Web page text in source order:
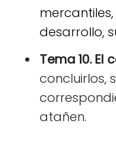
desarrollo,
Tema 10. El
concluirlos,
atañen.